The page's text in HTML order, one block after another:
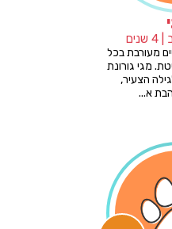
4 חודשים מעורבת בכל
מגי גורונת
הצעיר,
א...